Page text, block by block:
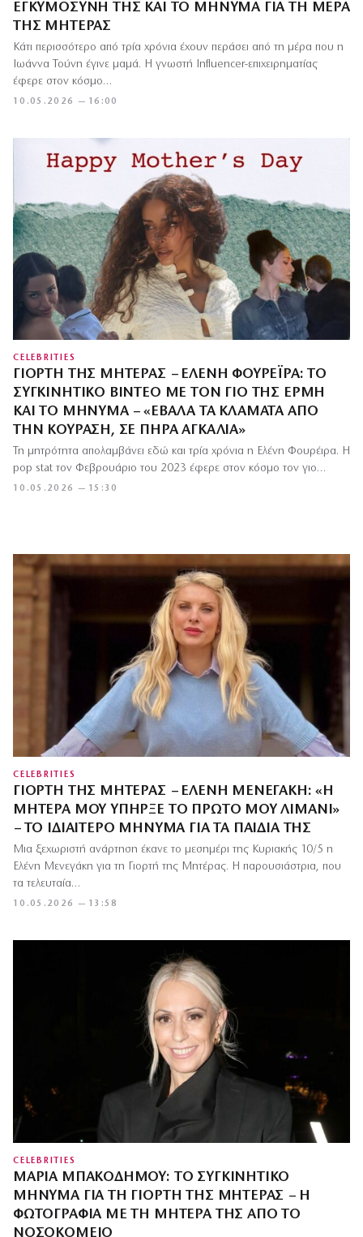
ΕΓΚΥΜΟΣΎΝΗ ΤΗΣ ΚΑΙ ΤΟ ΜΉΝΥΜΑ ΓΙΑ ΤΗ ΜΈΡΑ
ΤΗΣ ΜΗΤΈΡΑΣ
10.05.2026 — 16:00
Κάτι περισσότερο από τρία χρόνια έχουν περάσει από τη μέρα που η
Ιωάννα Τούνη έγινε μαμά. Η γνωστή Influencer-επιχειρηματίας
έφερε στον κόσμο…
CELEBRITIES
ΓΙΟΡΤΉ ΤΗΣ ΜΗΤΈΡΑΣ – ΕΛΈΝΗ ΦΟΥΡΈΙΡΑ: ΤΟ
ΣΥΓΚΙΝΗΤΙΚΌ ΒΊΝΤΕΟ ΜΕ ΤΟΝ ΓΙΟ ΤΗΣ ΕΡΜΉ
ΚΑΙ ΤΟ ΜΉΝΥΜΑ – «ΈΒΑΛΑ ΤΑ ΚΛΆΜΑΤΑ ΑΠΌ
ΤΗΝ ΚΟΎΡΑΣΗ, ΣΕ ΠΉΡΑ ΑΓΚΑΛΙΆ»
10.05.2026 — 15:30
Τη μητρότητα απολαμβάνει εδώ και τρία χρόνια η Ελένη Φουρέιρα. Η
pop stat τον Φεβρουάριο του 2023 έφερε στον κόσμο τον γιο…
CELEBRITIES
ΓΙΟΡΤΉ ΤΗΣ ΜΗΤΈΡΑΣ – ΕΛΈΝΗ ΜΕΝΕΓΆΚΗ: «Η
ΜΗΤΈΡΑ ΜΟΥ ΥΠΉΡΞΕ ΤΟ ΠΡΏΤΟ ΜΟΥ ΛΙΜΆΝΙ»
– ΤΟ ΙΔΙΑΊΤΕΡΟ ΜΉΝΥΜΑ ΓΙΑ ΤΑ ΠΑΙΔΙΆ ΤΗΣ
10.05.2026 — 13:58
Μια ξεχωριστή ανάρτηση έκανε το μεσημέρι της Κυριακής 10/5 η
Ελένη Μενεγάκη για τη Γιορτή της Μητέρας. Η παρουσιάστρια, που
τα τελευταία…
CELEBRITIES
ΜΑΡΊΑ ΜΠΑΚΟΔΉΜΟΥ: ΤΟ ΣΥΓΚΙΝΗΤΙΚΌ
ΜΉΝΥΜΑ ΓΙΑ ΤΗ ΓΙΟΡΤΉ ΤΗΣ ΜΗΤΈΡΑΣ – Η
ΦΩΤΟΓΡΑΦΊΑ ΜΕ ΤΗ ΜΗΤΈΡΑ ΤΗΣ ΑΠΌ ΤΟ
ΝΟΣΟΚΟΜΕΊΟ